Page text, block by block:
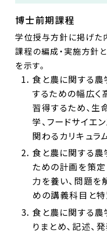
博士前期課程
学位授与方針に掲げた
課程の編成・実施方針
を示す。
食と農に関する農
するための幅広
習得するため、生
学、フードサイエ
関わるカリキュラ
食と農に関する
ための計画を策
力を養い、問題を
めの講義科目と特
食と農に関する
りまとめ、記述、